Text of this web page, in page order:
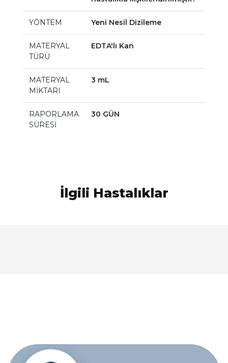
YÖNTEM Yeni Nesil Dizileme
MATERYAL
TÜRÜ
EDTA'lı Kan
MATERYAL
MİKTARI
3 mL
RAPORLAMA
SÜRESİ
30 GÜN
İlgili Hastalıklar